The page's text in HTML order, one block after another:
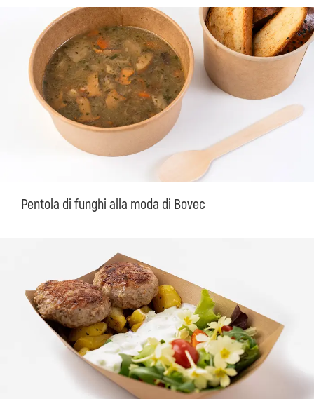
Pentola di funghi alla moda di Bovec